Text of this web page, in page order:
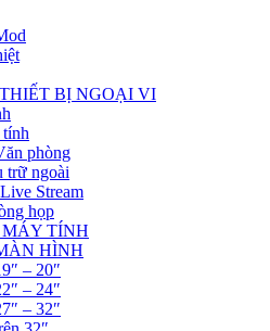
THIẾT BỊ NGOẠI VI
phòng
trữ ngoài
Stream
họp
TÍNH
HÌNH
– 20″
– 24″
– 32″